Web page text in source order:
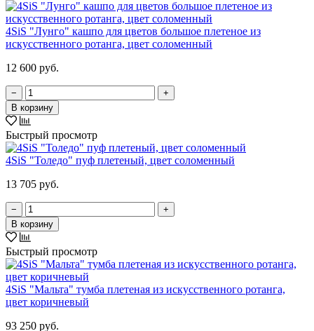
4SiS "Лунго" кашпо для цветов большое плетеное из
искусственного ротанга, цвет соломенный
12 600 руб.
−
+
В корзину
Быстрый просмотр
4SiS "Толедо" пуф плетеный, цвет соломенный
13 705 руб.
−
+
В корзину
Быстрый просмотр
4SiS "Мальта" тумба плетеная из искусственного ротанга,
цвет коричневый
93 250 руб.